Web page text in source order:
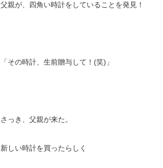
父親が、四角い時計をしていることを発見！
「その時計、生前贈与して！(笑)」
さっき、父親が来た。
新しい時計を買ったらしく